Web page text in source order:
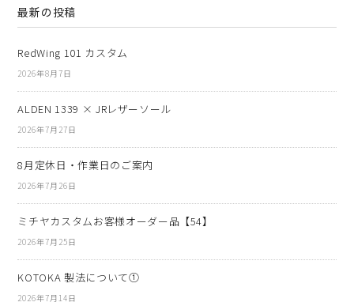
最新の投稿
RedWing 101 カスタム
2026年8月7日
ALDEN 1339 × JRレザーソール
2026年7月27日
8月定休日・作業日のご案内
2026年7月26日
ミチヤカスタムお客様オーダー品【54】
2026年7月25日
KOTOKA 製法について①
2026年7月14日